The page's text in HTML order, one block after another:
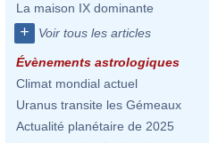
La maison IX dominante
+ Voir tous les articles
Évènements astrologiques
Climat mondial actuel
Uranus transite les Gémeaux
Actualité planétaire de 2025